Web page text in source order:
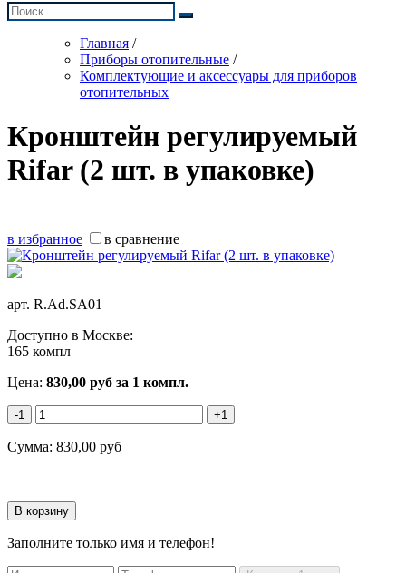
Главная /
Приборы отопительные /
Комплектующие и аксессуары для приборов
отопительных
Кронштейн регулируемый
Rifar (2 шт. в упаковке)
в избранное в сравнение
арт. R.Ad.SA01
Доступно в Москве:
165 компл
Цена: 830,00 руб за 1 компл.
-1 +1
Сумма: 830,00 руб
Заполните только имя и телефон!